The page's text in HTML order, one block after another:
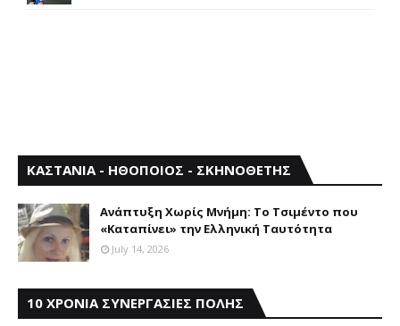
ΚΑΣΤΑΝΙΑ - ΗΘΟΠΟΙΟΣ - ΣΚΗΝΟΘΕΤΗΣ
Aνάπτυξη Xωρίς Mνήμη: Το Τσιμέντο που
«Καταπίνει» την Ελληνική Ταυτότητα
July 14, 2026
10 ΧΡΟΝΙΑ ΣΥΝΕΡΓΑΣΙΕΣ ΠΟΛΗΣ